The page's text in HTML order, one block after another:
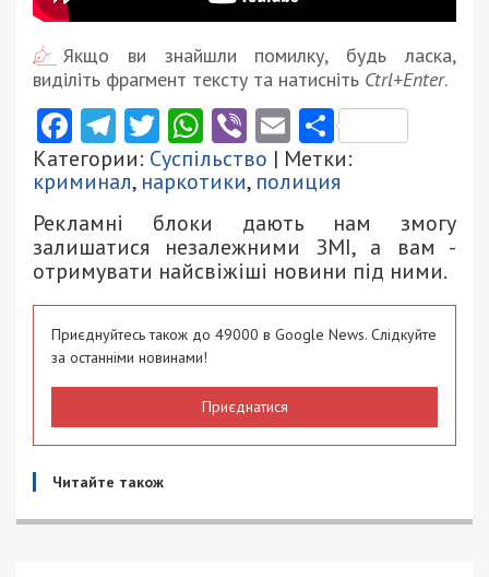
Якщо ви знайшли помилку, будь ласка,
виділіть фрагмент тексту та натисніть Ctrl+Enter.
Facebook
Telegram
Twitter
WhatsApp
ViberEmail
Категории: Суспільство | Метки:
криминал, наркотики, полиция
Рекламні блоки дають нам змогу
залишатися незалежними ЗМІ, а вам -
отримувати найсвіжіші новини під ними.
Приєднуйтесь також до 49000 в Google News. Слідкуйте
за останніми новинами!
Приєднатися
Читайте також